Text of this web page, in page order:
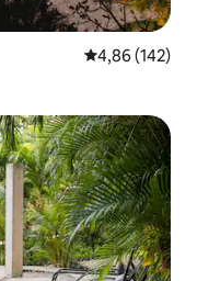
Note
4,86 (142)